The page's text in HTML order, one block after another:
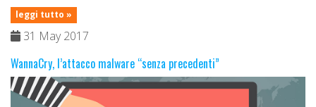
leggi tutto »
31 May 2017
WannaCry, l’attacco malware “senza precedenti”